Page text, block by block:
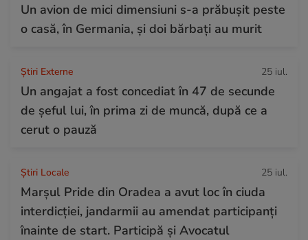
Un avion de mici dimensiuni s-a prăbușit peste
o casă, în Germania, și doi bărbați au murit
Știri Externe 25 iul.
Un angajat a fost concediat în 47 de secunde
de șeful lui, în prima zi de muncă, după ce a
cerut o pauză
Știri Locale 25 iul.
Marșul Pride din Oradea a avut loc în ciuda
interdicției, jandarmii au amendat participanți
înainte de start. Participă și Avocatul